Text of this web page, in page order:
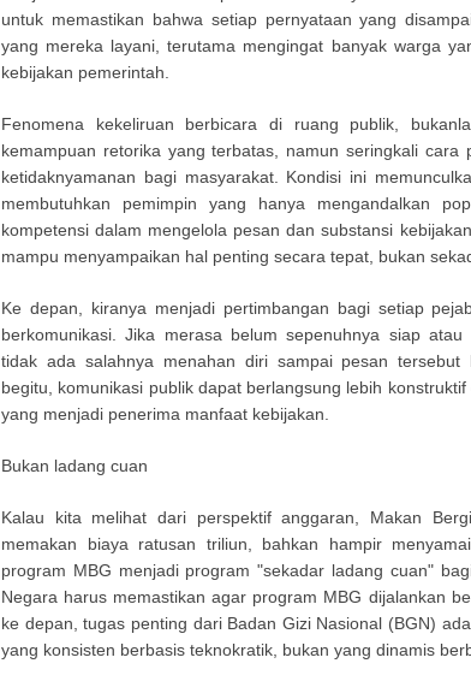
untuk memastikan bahwa setiap pernyataan yang
yang mereka layani, terutama mengingat banyak warga
kebijakan pemerintah.
Fenomena kekeliruan berbicara di ruang publik,
kemampuan retorika yang terbatas, namun seringkali cara
ketidaknyamanan bagi masyarakat. Kondisi ini
membutuhkan pemimpin yang hanya mengandalkan
kompetensi dalam mengelola pesan dan substansi
mampu menyampaikan hal penting secara tepat, bukan
Ke depan, kiranya menjadi pertimbangan bagi setiap
berkomunikasi. Jika merasa belum sepenuhnya siap atau
tidak ada salahnya menahan diri sampai pesan tersebut
begitu, komunikasi publik dapat berlangsung lebih
yang menjadi penerima manfaat kebijakan.
Bukan ladang cuan
Kalau kita melihat dari perspektif anggaran, Makan
memakan biaya ratusan triliun, bahkan hampir
program MBG menjadi program "sekadar ladang cuan"
Negara harus memastikan agar program MBG dijalankan
ke depan, tugas penting dari Badan Gizi Nasional (BGN)
yang konsisten berbasis teknokratik, bukan yang dinamis